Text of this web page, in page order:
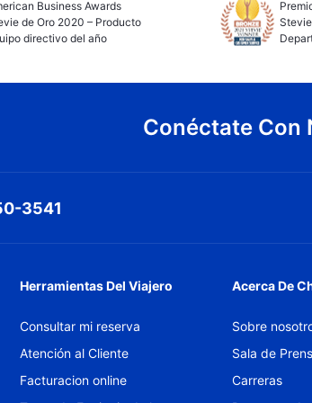
Business Awards
de Oro 2020 – Producto
directivo del año
Conéctate Con
3541
Herramientas Del Viajero
Consultar mi reserva
Atención al Cliente
Facturacion online
Acerca De
Sobre
Sala de
Carreras